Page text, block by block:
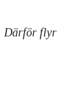
Därför flyr